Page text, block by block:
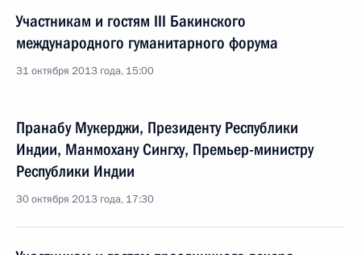
Участникам и гостям III Бакинского
международного гуманитарного форума
31 октября 2013 года, 15:00
Пранабу Мукерджи, Президенту Республики
Индии, Манмохану Сингху, Премьер-министру
Республики Индии
30 октября 2013 года, 17:30